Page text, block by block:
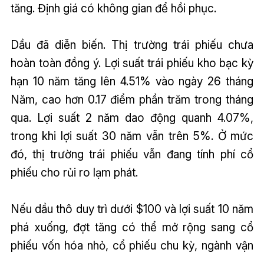
tăng. Định giá có không gian để hồi phục.
Dầu đã diễn biến. Thị trường trái phiếu chưa
hoàn toàn đồng ý. Lợi suất trái phiếu kho bạc kỳ
hạn 10 năm tăng lên 4.51% vào ngày 26 tháng
Năm, cao hơn 0.17 điểm phần trăm trong tháng
qua. Lợi suất 2 năm dao động quanh 4.07%,
trong khi lợi suất 30 năm vẫn trên 5%. Ở mức
đó, thị trường trái phiếu vẫn đang tính phí cổ
phiếu cho rủi ro lạm phát.
Nếu dầu thô duy trì dưới $100 và lợi suất 10 năm
phá xuống, đợt tăng có thể mở rộng sang cổ
phiếu vốn hóa nhỏ, cổ phiếu chu kỳ, ngành vận